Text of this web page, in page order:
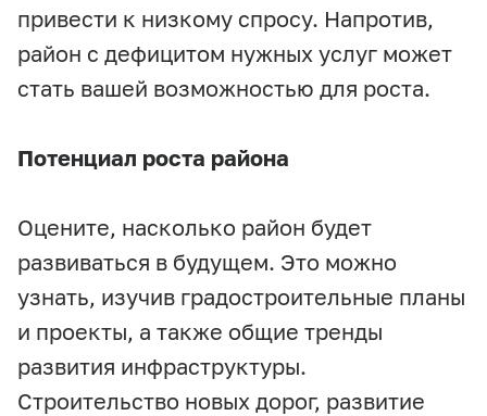
привести к низкому спросу. Напротив,
район с дефицитом нужных услуг может
стать вашей возможностью для роста.
Потенциал роста района
Оцените, насколько район будет
развиваться в будущем. Это можно
узнать, изучив градостроительные планы
и проекты, а также общие тренды
развития инфраструктуры.
Строительство новых дорог, развитие